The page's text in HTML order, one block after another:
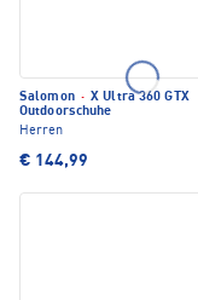
Salomon · X Ultra 360 GTX
Outdoorschuhe
Herren
€ 144,99